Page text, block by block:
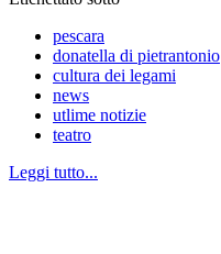
pescara
donatella di pietrantonio
cultura dei legami
news
utlime notizie
teatro
Leggi tutto...